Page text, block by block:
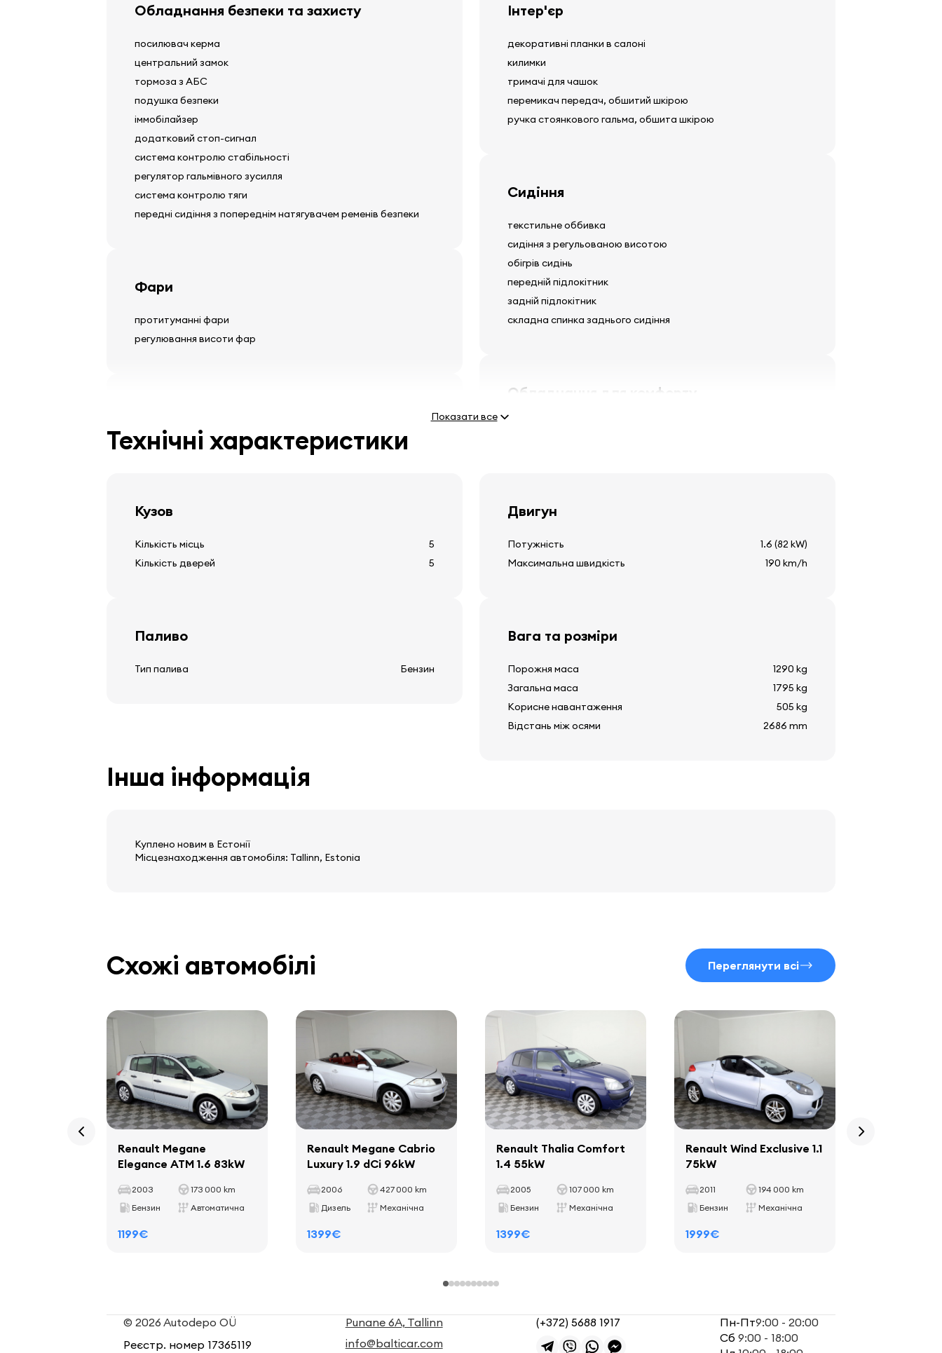
Обладнання безпеки та захисту
посилювач керма
центральний замок
тормоза з АБС
подушка безпеки
іммобілайзер
додатковий стоп-сигнал
система контролю стабільності
регулятор гальмівного зусилля
система контролю тяги
передні сидіння з попереднім натягувачем ременів безпеки
Фари
протитуманні фари
регулювання висоти фар
кришки коліс
Кермо
регульована стійка керма
багатофункціональне кермо
Інтер'єр
декоративні планки в салоні
килимки
тримачі для чашок
перемикач передач, обшитий шкірою
ручка стоянкового гальма, обшита шкірою
Сидіння
текстильне оббивка
сидіння з регульованою висотою
обігрів сидінь
передній підлокітник
задній підлокітник
складна спинка заднього сидіння
Обладнання для комфорту
Інше обладнання
дисплей зовнішньої температури
очищувач заднього скла
Показати все
Технічні характеристики
Кузов
Кількість місць
5
Кількість дверей
5
Паливо
Тип палива Бензин
Двигун
Потужність
1.6 (82 kW)
Максимальна швидкість
190 km/h
Вага та розміри
Порожня маса
1290 kg
Загальна маса
1795 kg
Корисне навантаження
505 kg
Відстань між осями
2686 mm
Інша інформація
Куплено новим в Естонії
Місцезнаходження автомобіля: Tallinn, Estonia
Схожі автомобілі Переглянути всі
Renault Megane
Elegance ATM 1.6 83kW
2003
173 000 km
Бензин
Автоматична
1199€
Renault Megane Cabrio
Luxury 1.9 dCi 96kW
2006
427 000 km
Дизель
Механічна
1399€
Renault Thalia Comfort
1.4 55kW
2005
107 000 km
Бензин
Механічна
1399€
Renault Wind Exclusive 1.1
75kW
2011
194 000 km
Бензин
Механічна
1999€
© 2026 Autodepo OÜ
Реєстр. номер 17365119
Punane 6A, Tallinn
info@balticar.com
(+372) 5688 1917 Пн-Пт9:00 - 20:00
Сб 9:00 - 18:00